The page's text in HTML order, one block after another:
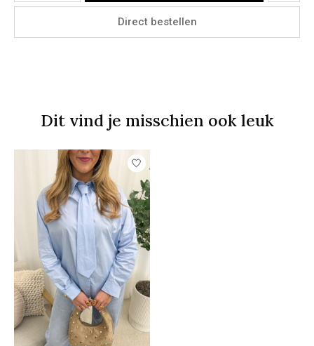
Direct bestellen
Dit vind je misschien ook leuk
Items van productcarrousel